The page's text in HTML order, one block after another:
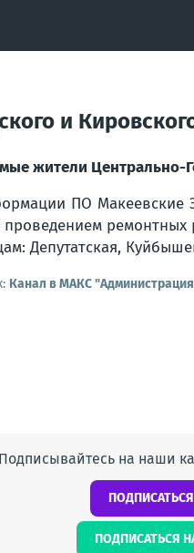
и
жители Центрально-
ПО Макеевские
проведением ремонтных
Депутатская,
Канал в МАКС
Подписывайтесь на наши
ПОДПИСАТЬСЯ НА